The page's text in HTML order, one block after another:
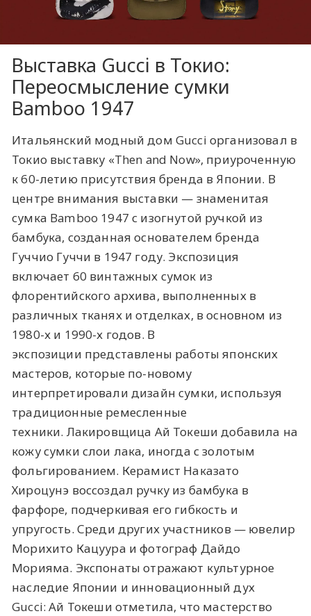
Выставка Gucci в Токио:
Переосмысление сумки
Bamboo 1947
Итальянский модный дом Gucci организовал в
Токио выставку «Then and Now», приуроченную
к 60-летию присутствия бренда в Японии. В
центре внимания выставки — знаменитая
сумка Bamboo 1947 с изогнутой ручкой из
бамбука, созданная основателем бренда
Гуччио Гуччи в 1947 году. Экспозиция
включает 60 винтажных сумок из
флорентийского архива, выполненных в
различных тканях и отделках, в основном из
1980-х и 1990-х годов. В
экспозиции представлены работы японских
мастеров, которые по-новому
интерпретировали дизайн сумки, используя
традиционные ремесленные
техники. Лакировщица Ай Токеши добавила на
кожу сумки слои лака, иногда с золотым
фольгированием. Керамист Наказато
Хироцунэ воссоздал ручку из бамбука в
фарфоре, подчеркивая его гибкость и
упругость. Среди других участников — ювелир
Морихито Кацуура и фотограф Дайдо
Морияма. Экспонаты отражают культурное
наследие Японии и инновационный дух
Gucci: Ай Токеши отметила, что мастерство